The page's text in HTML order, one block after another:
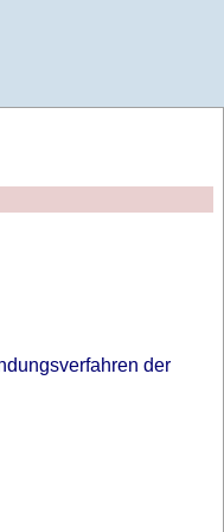
der